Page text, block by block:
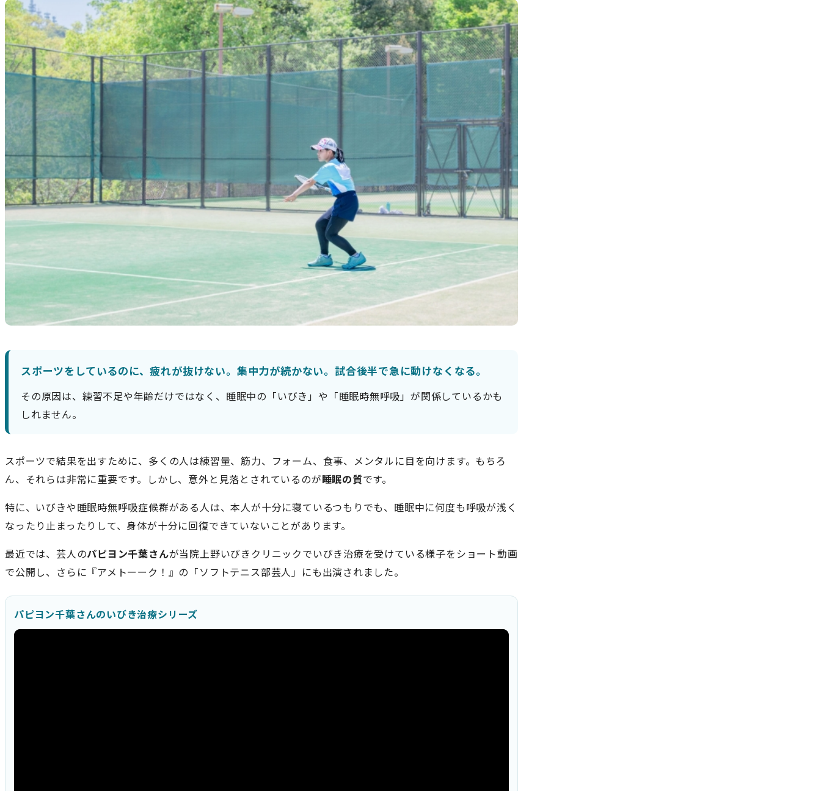
スポーツをしているのに、疲れが抜けない。集中力が続かない。試合後半で急に動けなくなる。
その原因は、練習不足や年齢だけではなく、睡眠中の「いびき」や「睡眠時無呼吸」が関係しているかも
しれません。
スポーツで結果を出すために、多くの人は練習量、筋力、フォーム、食事、メンタルに目を向けます。もちろ
ん、それらは非常に重要です。しかし、意外と見落とされているのが睡眠の質です。
特に、いびきや睡眠時無呼吸症候群がある人は、本人が十分に寝ているつもりでも、睡眠中に何度も呼吸が浅く
なったり止まったりして、身体が十分に回復できていないことがあります。
最近では、芸人のパピヨン千葉さんが当院上野いびきクリニックでいびき治療を受けている様子をショート動画
で公開し、さらに『アメトーーク！』の「ソフトテニス部芸人」にも出演されました。
パピヨン千葉さんのいびき治療シリーズ